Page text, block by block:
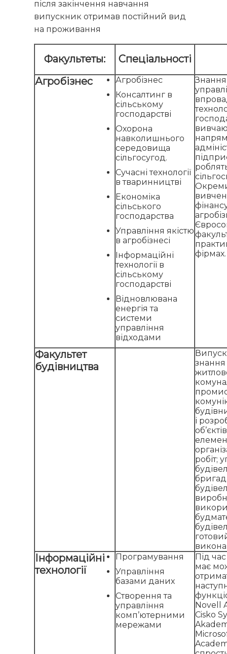
після закінчення навчання
випускник отримав постійний вид
на проживання
Факультеты:
Спеціальності
Агробізнес
Агробізнес
Консалтинг в
сільському
господарстві
Охорона
навколишнього
середовища
сільгосугод.
Сучасні технології
в тваринництві
Економіка
сільського
господарства
Управління якістю
в агробізнесі
Інформаційні
технології в
сільському
господарстві
Відновлювана
енергія та
системи
управління
відходами
Знання
фірмах.
Факультет
будівництва
знання
і
робіт;
Інформаційні
технології
Програмування
Управління
базами даних
Створення та
управління
комп’ютерними
мережами
Під
має
Novell
Cisko